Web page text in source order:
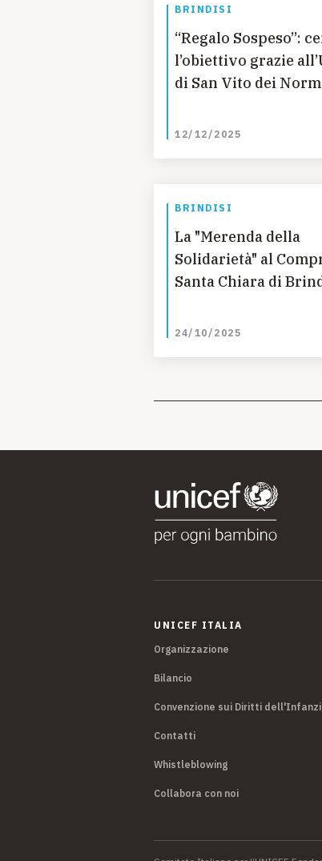
BRINDISI
“Regalo Sospeso”:
l’obiettivo grazie
di San Vito dei
12/12/2025
BRINDISI
La "Merenda della
Solidarietà" al
Santa Chiara di
24/10/2025
UNICEF ITALIA
Organizzazione
Bilancio
Convenzione sui Diritti
Contatti
Whistleblowing
Collabora con noi